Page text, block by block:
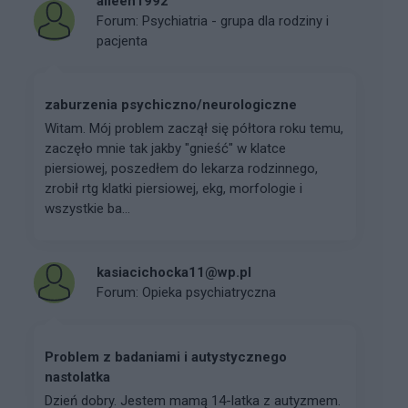
Forum: Psychiatria - grupa dla rodziny i
pacjenta
zaburzenia psychiczno/neurologiczne
Witam. Mój problem zaczął się półtora roku temu,
zaczęło mnie tak jakby "gnieść" w klatce
piersiowej, poszedłem do lekarza rodzinnego,
zrobił rtg klatki piersiowej, ekg, morfologie i
wszystkie ba...
kasiacichocka11@wp.pl
Forum: Opieka psychiatryczna
Problem z badaniami i autystycznego
nastolatka
Dzień dobry. Jestem mamą 14-latka z autyzmem.